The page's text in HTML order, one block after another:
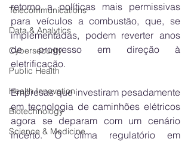
Telecommunications
Data & Analytics
Cybersecurity
Public Health
Health Innovation
Biotechnology
Science & Medicine
retorno a políticas mais permissivas
para veículos a combustão, que, se
implementadas, podem reverter anos
de progresso em direção à
eletrificação.
Empresas que investiram pesadamente
em tecnologia de caminhões elétricos
agora se deparam com um cenário
incerto. O clima regulatório em